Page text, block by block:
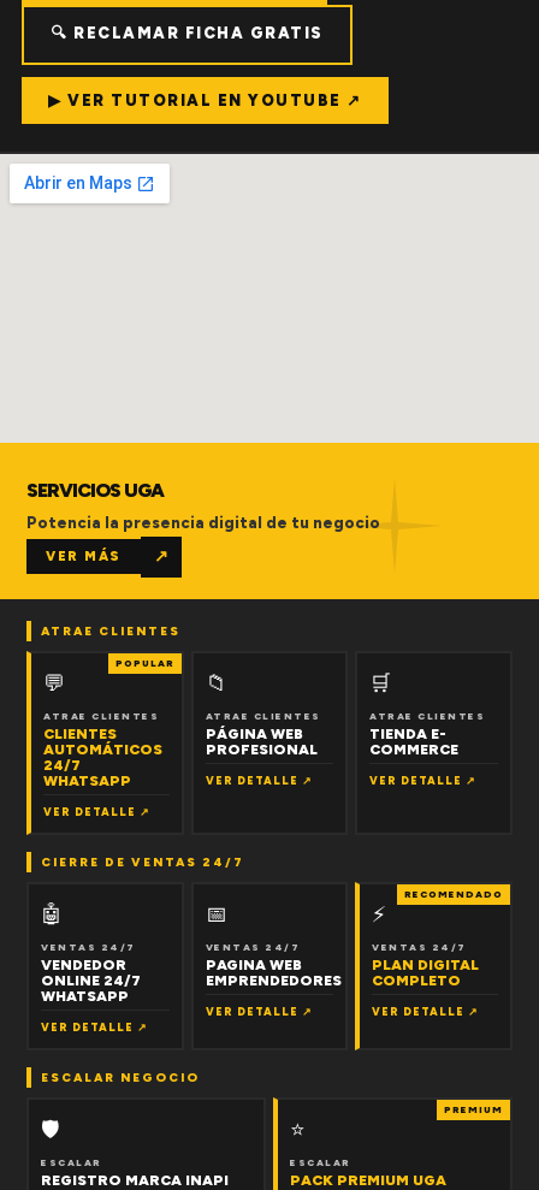
🔍 RECLAMAR FICHA GRATIS
▶ VER TUTORIAL EN YOUTUBE ↗
SERVICIOS UGA
Potencia la presencia digital de tu negocio
VER MÁS ↗
ATRAE CLIENTES
POPULAR
💬
ATRAE CLIENTES
CLIENTES
AUTOMÁTICOS
24/7
WHATSAPP
VER DETALLE ↗
📁
ATRAE CLIENTES
PÁGINA WEB
PROFESIONAL
VER DETALLE ↗
🛒
ATRAE CLIENTES
TIENDA E-
COMMERCE
VER DETALLE ↗
CIERRE DE VENTAS 24/7
🤖
VENTAS 24/7
VENDEDOR
ONLINE 24/7
WHATSAPP
VER DETALLE ↗
📅
VENTAS 24/7
PAGINA WEB
EMPRENDEDORES
VER DETALLE ↗
RECOMENDADO
⚡
VENTAS 24/7
PLAN DIGITAL
COMPLETO
VER DETALLE ↗
ESCALAR NEGOCIO
🛡
ESCALAR
REGISTRO MARCA INAPI
PREMIUM
⭐
ESCALAR
PACK PREMIUM UGA